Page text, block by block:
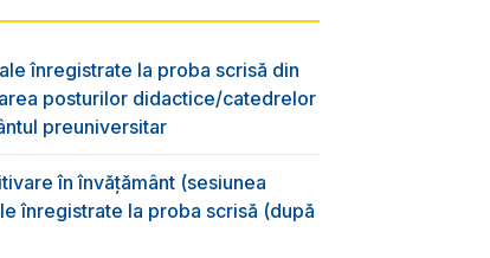
înregistrate la proba scrisă din
posturilor didactice/catedrelor
preuniversitar
în învățământ (sesiunea
înregistrate la proba scrisă (după